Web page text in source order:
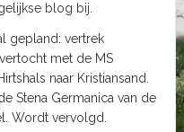
blog bij.
gepland: vertrek
met de MS
naar Kristiansand.
Stena Germanica van de
Wordt vervolgd.